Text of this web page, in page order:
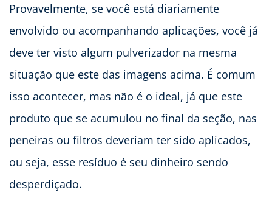
Provavelmente, se você está diariamente
envolvido ou acompanhando aplicações, você já
deve ter visto algum pulverizador na mesma
situação que este das imagens acima. É comum
isso acontecer, mas não é o ideal, já que este
produto que se acumulou no final da seção, nas
peneiras ou filtros deveriam ter sido aplicados,
ou seja, esse resíduo é seu dinheiro sendo
desperdiçado.